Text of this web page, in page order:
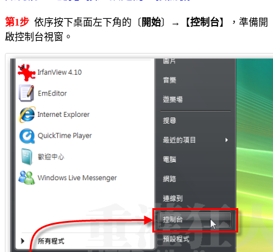
第1步 依序按下桌面左下角的〔 開始〕→【控制台】，準備開
啟控制台視窗。